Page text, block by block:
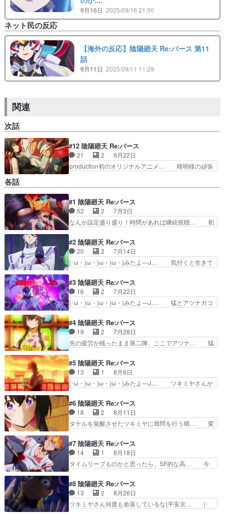
9月16日 2025/09/16 21:00
ネット民の反応
【海外の反応】陰陽廻天 Re:バース 第11
話
9月11日 2025/09/11 11:28
関連
次話
#12 陰陽廻天 Re:バース
21 2
9月22日
production初のオリジナルアニメ… 晴明様の頑張
ω・)ω・)ω・)ω・)みたよ―J.… 大時鳥の位置を
アツナガが捕捉していた為ま… 勢い衰えぬまま見
事に大時鳥を倒して終わっ… 100000000000点ニ
チアサでも良… この世界線のヒネズミは拘束され
てなかった… ながら見にしていたので雑感全体的
に王道の…
各話
#1 陰陽廻天 Re:バース
52 2
7月3日
なんか設定盛り盛り！時間があれば継続視聴… 初
ごちゃごちゃといろんな要素詰め込んだ… 一応異
世界作品らしい。主人公の頭の悪さに… 不良少年
が主人公の電脳要素のある異世界陰… ニコニコで
見たら樽に沈めようとするコメン… 25夏アニメ
解釈違いだったもっとお札と… 数年にひとつはこ
の香りのするオリジナルア… ものすごい少年漫画
感と思いきやタイムリー…
#2 陰陽廻天 Re:バース
20 2
7月14日
|･ω・)ω・)ω・)ω・)みたよ―J.… 気付くと生きて
が変身後の姿っぽいものに… 「信頼ってのは言葉
じゃ作れねえ！ヤンキー… 感想見たら、各種作品
からの「パクリ」を指… あまり見続ける気はなか
ったんだけど、悪く… 過去にループではなくその
ときからやり直… ⚪︎クレバテス-魔獣の王と赤子
と屍の勇者… 第1話「死んでも負けを認めんな！
ヤンキー…
#3 陰陽廻天 Re:バース
16 2
7月22日
|･ω・)ω・)ω・)ω・)みたよ―J.… 猛とアツナガコ
リープ、陰陽師、ロボ色々… 転生宗主の覇道譚〜
すべてを呑み込むサカナ… 手の甲の紋章は電祇平
安京の住人だけが生ま… やっぱり面白いような。
1,2話では猛は脳… 正式に陰陽師になったタケル
イミーツガー… 2回目で敵クリアしたけど、豹変
する回。今… ツキミヤさんが命を落とした闇薫の
Xデー当…
#4 陰陽廻天 Re:バース
19 2
7月28日
先の疲労が残ったまま第二陣、ここでアツナ… 猛
だけ作監やりました。この切り抜きのあ… 転生宗
主の覇道譚〜すべてを呑み込むサカナ… 式神を強
制的解除したって事かな？鬼との世… タケル、初
めての百年夜行！！世界観も面白… ガチで面白す
界に攻め込む儀式百年夜行で… まあタイトル的に
何度もやり直すとは思って… 暴走あっさりやられ
た。うーん、巨大ロボダ…
#5 陰陽廻天 Re:バース
13 1
8月6日
|･ω・)ω・)ω・)ω・)みたよ―J.… ツキミヤさんか
だろ！！まぐれじゃなくち… ５話にしてやっと主
人公の本気変身ヤンキー… 転生宗主の覇道譚〜す
べてを呑み込むサカナ… 雨の日なんてあった？い
つにループしたんだ… ４話のツキミヤさんの演
ヤンキーと相性が… 新たな世界ではツキミヤの舞
が無事に終わっ… ループしてるけどなんか違って
きてるなあの…
#6 陰陽廻天 Re:バース
18 2
8月11日
タケルを覚醒させたツキミヤに尋問を行う晴… 変
原さん、誘ってくれてありがとうござい… 別世界
同士で戦ってるって感じか？で、互い… |･
ω・)ω・)ω・)ω・)みたよ―J.… 猛のことについ
てツキミヤさん何か知ってる… この絵はツキミヤ
見えてきましたね今… ヤバいことが起きてる……
これどうすりゃ突… 目覚めたタケルは圧倒的な力
で怨人を撃退す…
#7 陰陽廻天 Re:バース
14 1
8月18日
タイムリープものかと思ったら、SF的な高… 今
宗主の覇道譚〜すべてを呑み込むサカナ… 今まで
触れてこなかったけど最初から毎話見… |･
ω・)ω・)ω・)ω・)みたよ―J.… タケルが再び目
覚めた電祇平安京は様相が一… 舞台..ツキミヤ..存
#8 陰陽廻天 Re:バース
13 2
8月26日
ツキミヤさん何度も命落しているな(平安京… |･